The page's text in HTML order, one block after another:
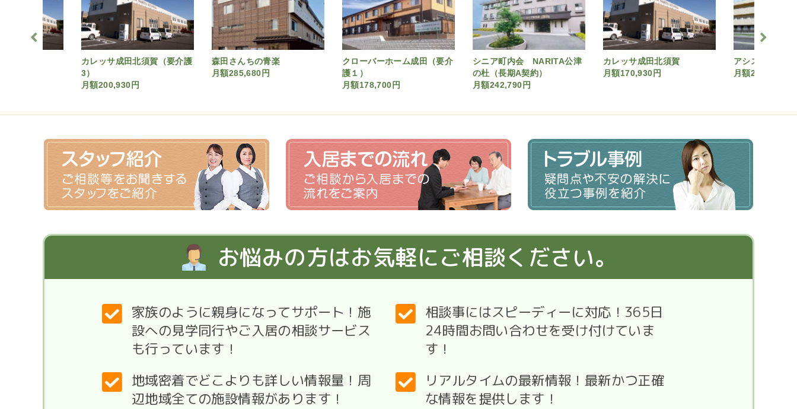
カレッサ成田北須賀（要介護
3）
月額200,930円
森田さんちの青楽
月額285,680円
クローバーホーム成田（要介
護１）
月額178,700円
シニア町内会 NARITA公津
の杜（長期A契約）
月額242,790円
カレッサ成田北須賀
月額170,930円
アシステッドリ
月額211,440円
お悩みの方はお気軽にご相談ください。
家族のように親身になってサポート！施
設への見学同行やご入居の相談サービス
も行っています！
相談事にはスピーディーに対応！365日
24時間お問い合わせを受け付けていま
す！
地域密着でどこよりも詳しい情報量！周
辺地域全ての施設情報があります！
リアルタイムの最新情報！最新かつ正確
な情報を提供します！